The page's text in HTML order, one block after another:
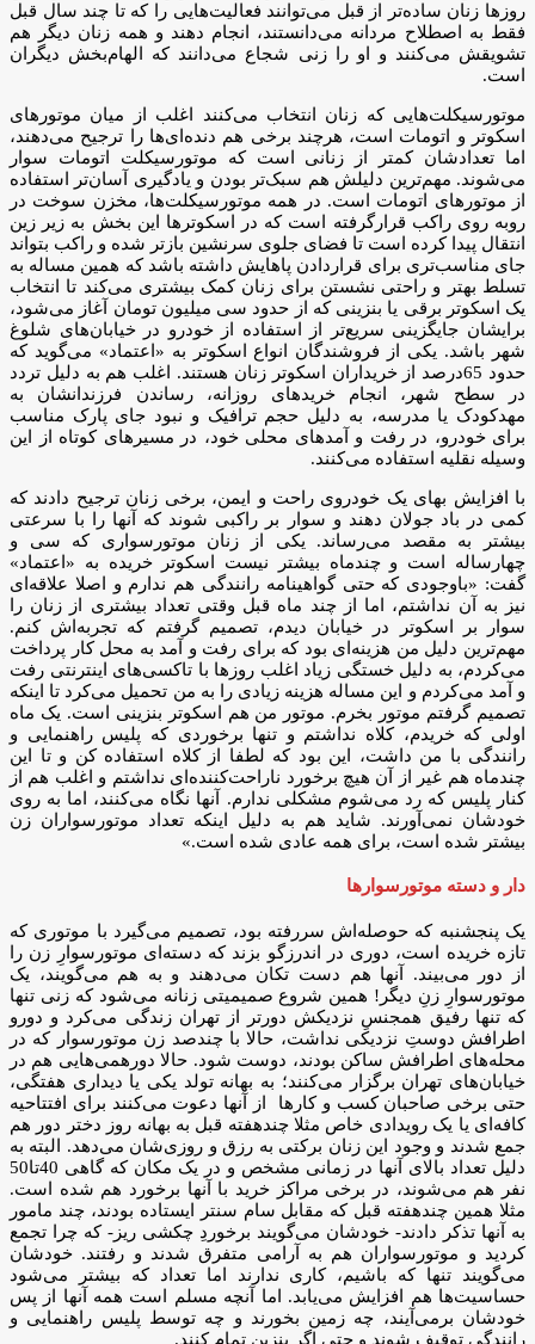
روزها زنان ساده‌تر از قبل می‌توانند فعالیت‌هایی را که تا چند سال قبل
فقط به اصطلاح مردانه می‌دانستند، انجام دهند و همه زنان دیگر هم
تشویقش می‌کنند و او را زنی شجاع می‌دانند که الهام‌بخش دیگران
است.
موتورسیکلت‌هایی که زنان انتخاب می‌کنند اغلب از میان موتورهای
اسکوتر و اتومات است، هرچند برخی هم دنده‌ای‌ها را ترجیح می‌دهند،
اما تعدادشان کمتر از زنانی است که موتورسیکلت اتومات سوار
می‌شوند. مهم‌ترین دلیلش هم سبک‌تر بودن و یادگیری آسان‌تر استفاده
از موتورهای اتومات است. در همه موتورسیکلت‌ها، مخزن سوخت در
روبه روی راکب قرارگرفته است که در اسکوترها این بخش به زیر زین
انتقال پیدا کرده است تا فضای جلوی سرنشین بازتر شده و راکب بتواند
جای مناسب‌تری برای قراردادن پاهایش داشته باشد که همین مساله به
تسلط بهتر و راحتی نشستن برای زنان کمک بیشتری می‌کند تا انتخاب
یک اسکوتر برقی یا بنزینی که از حدود سی میلیون تومان آغاز می‌شود،
برایشان جایگزینی سریع‌تر از استفاده از خودرو در خیابان‌های شلوغ
شهر باشد. یکی از فروشندگان انواع اسکوتر به «اعتماد» می‌گوید که
حدود 65درصد از خریداران اسکوتر زنان هستند. اغلب هم به دلیل تردد
در سطح شهر، انجام خریدهای روزانه، رساندن فرزندانشان به
مهدکودک یا مدرسه، به دلیل حجم ترافیک و نبود جای پارک مناسب
برای خودرو، در رفت و آمدهای محلی خود، در مسیرهای کوتاه از این
وسیله نقلیه استفاده می‌کنند.
با افزایش بهای یک خودروی راحت و ایمن، برخی زنان ترجیح دادند که
کمی در باد جولان دهند و سوار بر راکبی شوند که آنها را با سرعتی
بیشتر به مقصد می‌رساند. یکی از زنان موتورسواری که سی و
چهارساله است و چندماه بیشتر نیست اسکوتر خریده به «اعتماد»
گفت: «باوجودی که حتی گواهینامه رانندگی هم ندارم و اصلا علاقه‌ای
نیز به آن نداشتم، اما از چند ماه قبل وقتی تعداد بیشتری از زنان را
سوار بر اسکوتر در خیابان دیدم، تصمیم گرفتم که تجربه‌اش کنم.
مهم‌ترین دلیل من هزینه‌ای بود که برای رفت و آمد به محل کار پرداخت
می‌کردم، به دلیل خستگی زیاد اغلب روزها با تاکسی‌های اینترنتی رفت
و آمد می‌کردم و این مساله هزینه زیادی را به من تحمیل می‌کرد تا اینکه
تصمیم گرفتم موتور بخرم. موتور من هم اسکوتر بنزینی است. یک ماه
اولی که خریدم، کلاه نداشتم و تنها برخوردی که پلیس راهنمایی و
رانندگی با من داشت، این بود که لطفا از کلاه استفاده کن و تا این
چندماه هم غیر از آن هیچ برخورد ناراحت‌کننده‌ای نداشتم و اغلب هم از
کنار پلیس که رد می‌شوم مشکلی ندارم. آنها نگاه می‌کنند، اما به روی
خودشان نمی‌آورند. شاید هم به دلیل اینکه تعداد موتورسواران زن
بیشتر شده است، برای همه عادی شده است.»
دار و دسته موتورسوارها
یک پنجشنبه که حوصله‌اش سررفته بود، تصمیم می‌گیرد با موتوری که
تازه خریده است، دوری در اندرزگو بزند که دسته‌ای موتورسوارِ زن را
از دور می‌بیند. آنها هم دست تکان می‌دهند و به هم می‌گویند، یک
موتور‌سوارِ زنِ دیگر! همین شروع صمیمیتی زنانه می‌شود که زنی تنها
که تنها رفیق همجنسِ نزدیکش دورتر از تهران زندگی می‌کرد و دورو
اطرافش دوستِ نزدیکی نداشت، حالا با چندصد زن موتورسوار که در
محله‌های اطرافش ساکن بودند، دوست شود. حالا دورهمی‌هایی هم در
خیابان‌های تهران برگزار می‌کنند؛ به بهانه تولد یکی یا دیداری هفتگی،
حتی برخی صاحبان کسب و کارها از آنها دعوت می‌کنند برای افتتاحیه
کافه‌ای یا یک رویدادی خاص مثلا چندهفته قبل به بهانه روز دختر دور هم
جمع شدند و وجود این زنان برکتی به رزق و روزی‌شان می‌دهد. البته به
دلیل تعداد بالای آنها در زمانی مشخص و در یک مکان که گاهی 40تا50
نفر هم می‌شوند، در برخی مراکز خرید با آنها برخورد هم شده است.
مثلا همین چندهفته قبل که مقابل سام سنتر ایستاده بودند، چند مامور
به آنها تذکر دادند- خودشان می‌گویند برخوردِ چکشی ریز- که چرا تجمع
کردید و موتورسواران هم به آرامی متفرق شدند و رفتند. خودشان
می‌گویند تنها که باشیم، کاری ندارند اما تعداد که بیشتر می‌شود
حساسیت‌ها هم افزایش می‌یابد. اما آنچه مسلم است همه آنها از پس
خودشان برمی‌آیند، چه زمین بخورند و چه توسط پلیس راهنمایی و
رانندگی توقیف شوند و حتی اگر بنزین تمام کنند.